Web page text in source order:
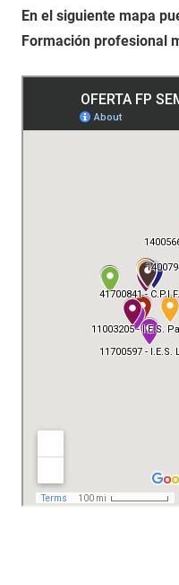
En el siguiente mapa
Formación profesional